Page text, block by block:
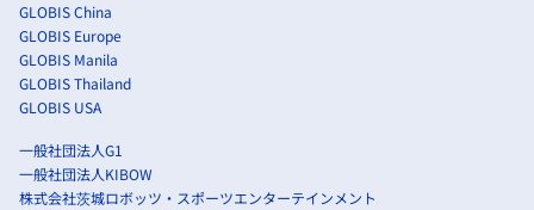
GLOBIS China
GLOBIS Europe
GLOBIS Manila
GLOBIS Thailand
GLOBIS USA
一般社団法人G1
一般社団法人KIBOW
株式会社茨城ロボッツ・スポーツエンターテインメント